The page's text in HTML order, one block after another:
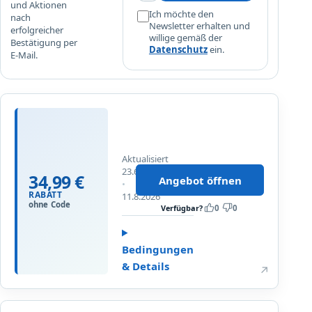
h
d
i
e
ü
c
h
e
n
k
und Aktionen
nach
erfolgreicher
Bestätigung per
E-Mail.
Ich möchte den
Newsletter erhalten und
willige gemäß der
Datenschutzein.
Angebot bei Tchibo öffnen
34,99 €
RABATT
ohne Code
9
9
€
b
a
t
t
a
Aktualisiert
23.6.2026
11.8.2026
Bedingungen
& Details
Angebot öffnen
Verfügbar? 0 0
↗
Angebot bei Tchibo öffnen